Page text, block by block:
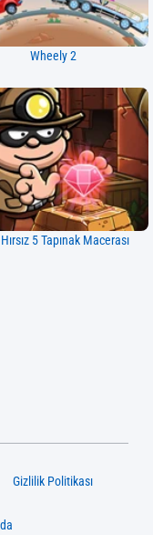
Wheely 2
5 Tapınak Macerası
Gizlilik Politikası